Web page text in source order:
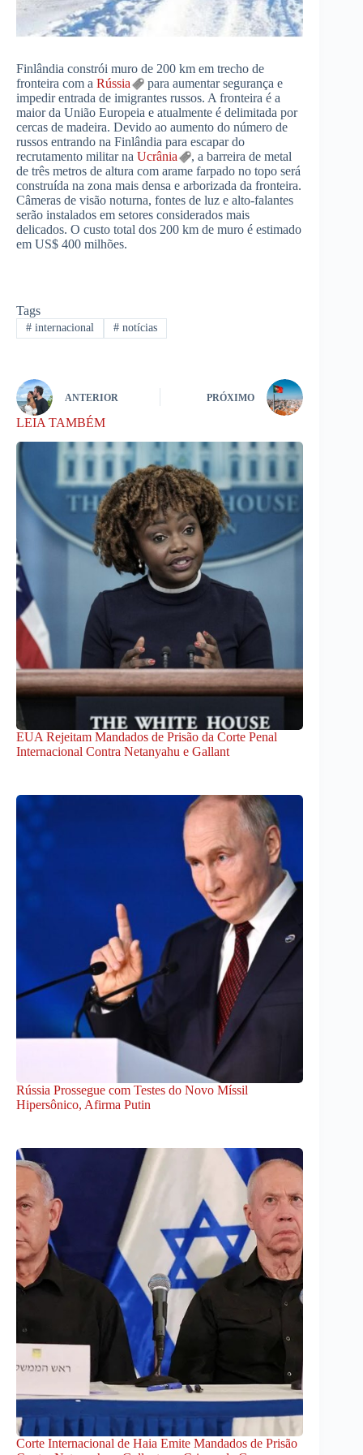
Finlândia constrói muro de 200 km em trecho de
fronteira com a Rússia
para aumentar segurança e
impedir entrada de imigrantes russos. A fronteira é a
maior da União Europeia e atualmente é delimitada por
cercas de madeira. Devido ao aumento do número de
russos entrando na Finlândia para escapar do
recrutamento militar na Ucrânia
, a barreira de metal
de três metros de altura com arame farpado no topo será
construída na zona mais densa e arborizada da fronteira.
Câmeras de visão noturna, fontes de luz e alto-falantes
serão instalados em setores considerados mais
delicados. O custo total dos 200 km de muro é estimado
em US$ 400 milhões.
Tags
#internacional #notícias
ANTERIOR PRÓXIMO
LEIA TAMBÉM
EUA Rejeitam Mandados de Prisão da Corte Penal
Internacional Contra Netanyahu e Gallant
Rússia Prossegue com Testes do Novo Míssil
Hipersônico, Afirma Putin
Corte Internacional de Haia Emite Mandados de Prisão